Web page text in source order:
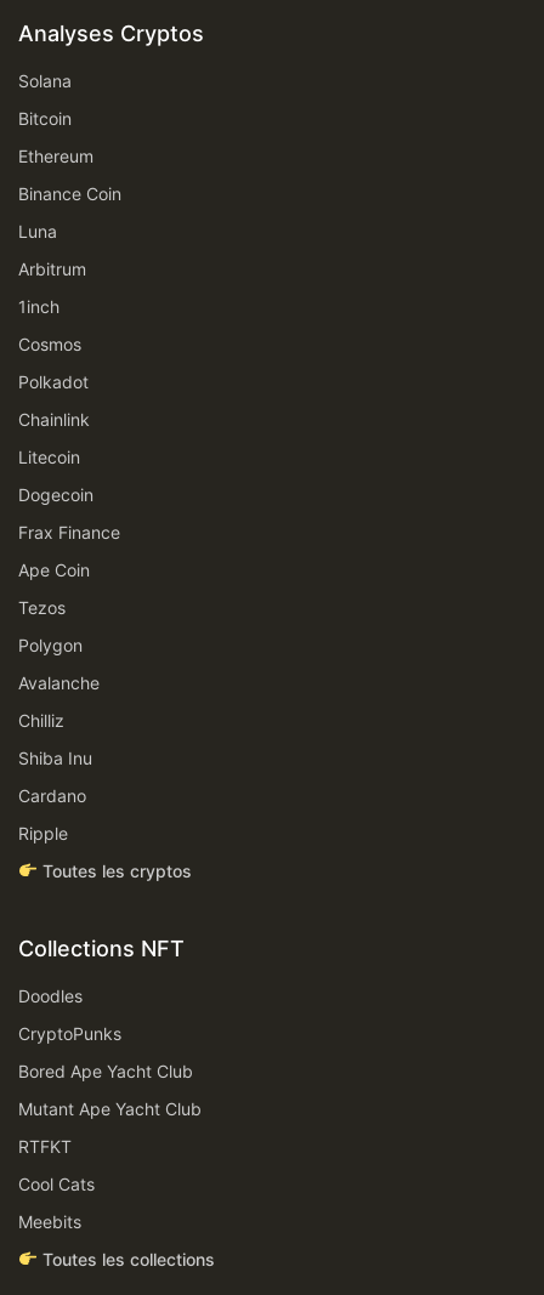
Analyses Cryptos
Solana
Bitcoin
Ethereum
Binance Coin
Luna
Arbitrum
1inch
Cosmos
Polkadot
Chainlink
Litecoin
Dogecoin
Frax Finance
Ape Coin
Tezos
Polygon
Avalanche
Chilliz
Shiba Inu
Cardano
Ripple
Toutes les cryptos
Collections NFT
Doodles
CryptoPunks
Bored Ape Yacht Club
Mutant Ape Yacht Club
RTFKT
Cool Cats
Meebits
Toutes les collections